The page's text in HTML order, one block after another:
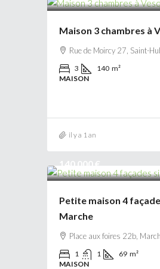
Maison 3 chambres à
Rue de Moircy 27, Saint-
3 140 m²
MAISON
il y a 1 an
140 000 €
Petite maison 4
Marche
Place aux foires 22b,
1 1 69 m²
MAISON